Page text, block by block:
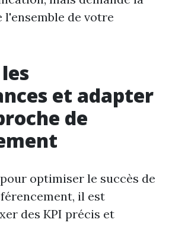
de votre
et adapter
de
optimiser le succès de
il est
des KPI précis et